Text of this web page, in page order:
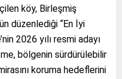
köy, Birleşmiş
düzenlediği “En İyi
2026 yılı resmi adayı
bölgenin sürdürülebilir
koruma hedeflerini